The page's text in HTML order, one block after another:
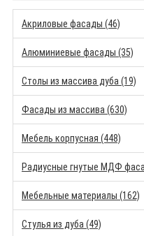
Акриловые фасады (46)
Алюминиевые фасады (35)
Столы из массива дуба (19)
Фасады из массива (630)
Мебель корпусная (448)
Радиусные гнутые МДФ
Мебельные материалы (162)
Стулья из дуба (49)